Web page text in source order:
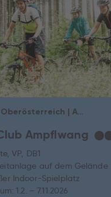
Österreich | Oberösterreich | Ampflwang im Hausruckwald
Ampflwang ★
VP, DB1
auf dem Gelände
Indoor-Spielplatz
1.2. – 7.11.2026